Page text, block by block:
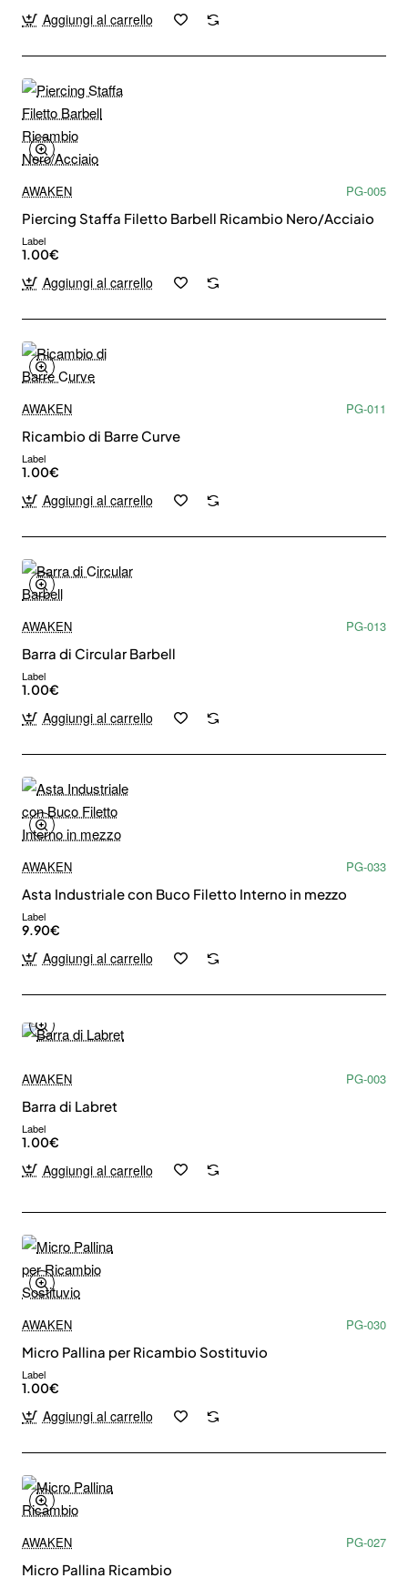
Aggiungi al carrello
AWAKEN
PG-005
Piercing Staffa Filetto Barbell Ricambio Nero/Acciaio
Label
1.00€
Aggiungi al carrello
AWAKEN
PG-011
Ricambio di Barre Curve
Label
1.00€
Aggiungi al carrello
AWAKEN
PG-013
Barra di Circular Barbell
Label
1.00€
Aggiungi al carrello
AWAKEN
PG-033
Asta Industriale con Buco Filetto Interno in mezzo
Label
9.90€
Aggiungi al carrello
AWAKEN
PG-003
Barra di Labret
Label
1.00€
Aggiungi al carrello
AWAKEN
PG-030
Micro Pallina per Ricambio Sostituvio
Label
1.00€
Aggiungi al carrello
AWAKEN
PG-027
Micro Pallina Ricambio